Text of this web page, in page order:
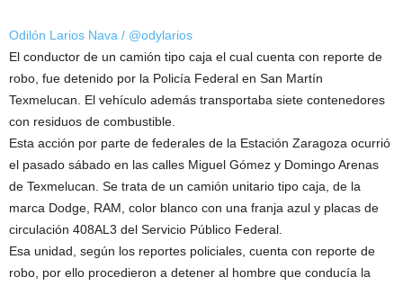
Odilón Larios Nava / @odylarios
El conductor de un camión tipo caja el cual cuenta con reporte de
robo, fue detenido por la Policía Federal en San Martín
Texmelucan. El vehículo además transportaba siete contenedores
con residuos de combustible.
Esta acción por parte de federales de la Estación Zaragoza ocurrió
el pasado sábado en las calles Miguel Gómez y Domingo Arenas
de Texmelucan. Se trata de un camión unitario tipo caja, de la
marca Dodge, RAM, color blanco con una franja azul y placas de
circulación 408AL3 del Servicio Público Federal.
Esa unidad, según los reportes policiales, cuenta con reporte de
robo, por ello procedieron a detener al hombre que conducía la